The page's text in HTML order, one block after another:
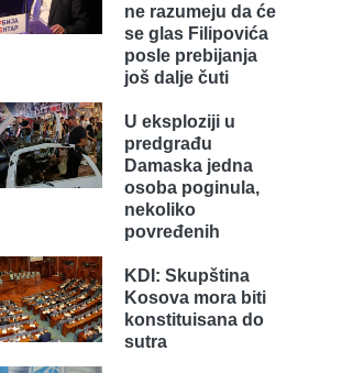
ne razumeju da će
se glas Filipovića
posle prebijanja
još dalje čuti
U eksploziji u
predgrađu
Damaska jedna
osoba poginula,
nekoliko
povređenih
KDI: Skupština
Kosova mora biti
konstituisana do
sutra